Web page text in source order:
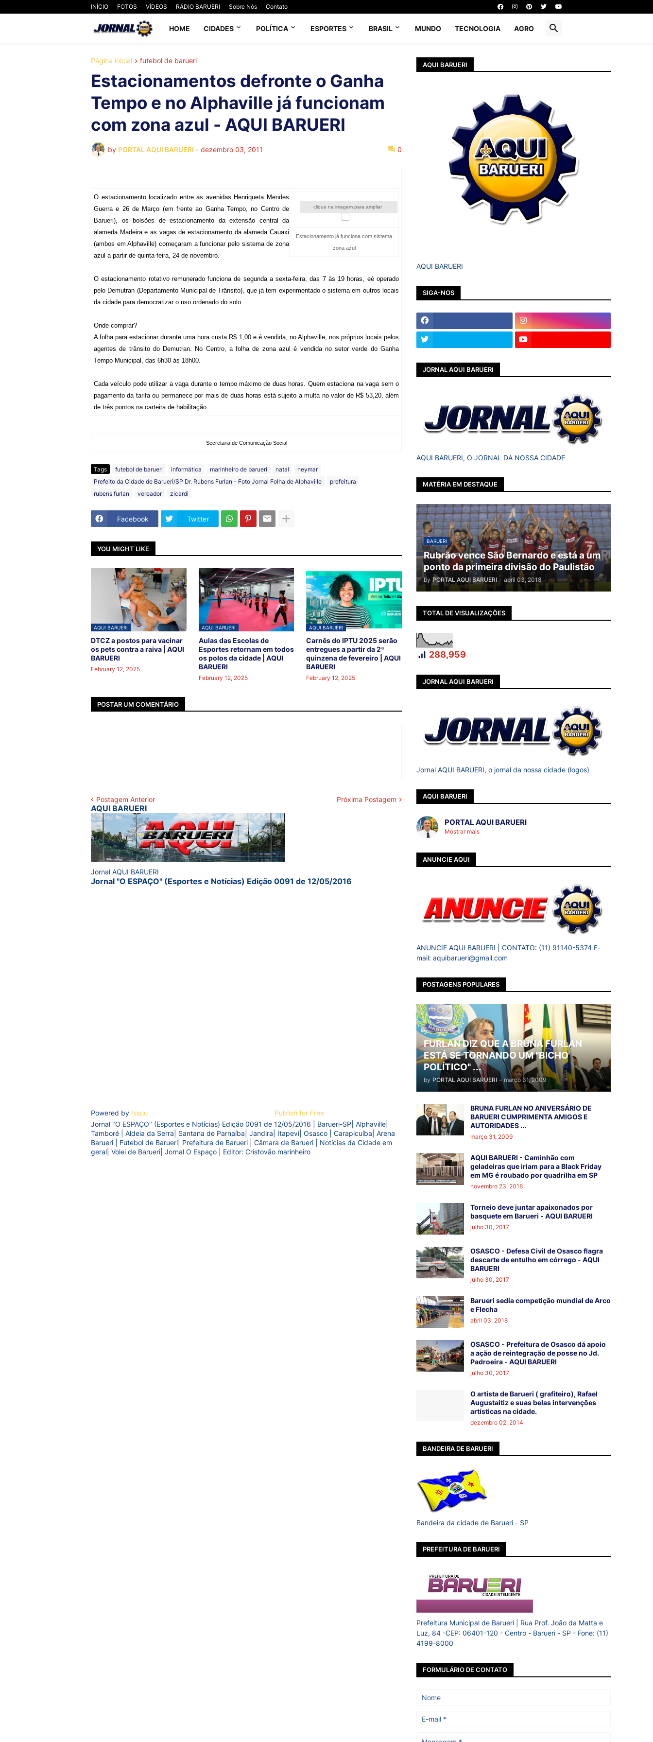
INÍCIO FOTOS VÍDEOS RÁDIO BARUERI Sobre Nós Contato
HOME CIDADES POLÍTICA ESPORTES BRASIL MUNDO TECNOLOGIA AGRO
Página inicial futebol de barueri
Estacionamentos defronte o Ganha
Tempo e no Alphaville já funcionam
com zona azul - AQUI BARUERI
by PORTAL AQUI BARUERI - dezembro 03, 2011 0
clique na imagem para ampliar
Estacionamento já funciona com sistema
zona azul
O estacionamento localizado entre as avenidas Henriqueta Mendes
Guerra e 26 de Março (em frente ao Ganha Tempo, no Centro de
Barueri), os bolsões de estacionamento da extensão central da
alameda Madeira e as vagas de estacionamento da alameda Cauaxi
(ambos em Alphaville) começaram a funcionar pelo sistema de zona
azul a partir de quinta-feira, 24 de novembro.
O estacionamento rotativo remunerado funciona de segunda a sexta-feira, das 7 às 19 horas, eé operado
pelo Demutran (Departamento Municipal de Trânsito), que já tem experimentado o sistema em outros locais
da cidade para democratizar o uso ordenado do solo.
Onde comprar?
A folha para estacionar durante uma hora custa R$ 1,00 e é vendida, no Alphaville, nos próprios locais pelos
agentes de trânsito do Demutran. No Centro, a folha de zona azul é vendida no setor verde do Ganha
Tempo Municipal, das 6h30 às 18h00.
Cada veículo pode utilizar a vaga durante o tempo máximo de duas horas. Quem estaciona na vaga sem o
pagamento da tarifa ou permanece por mais de duas horas está sujeito a multa no valor de R$ 53,20, além
de três pontos na carteira de habilitação.
Secretaria de Comunicação Social
Tags futebol de barueri informática marinheiro de barueri natal
neymar
Prefeito da Cidade de Barueri/SP Dr. Rubens Furlan - Foto Jornal Folha de Alphaville
prefeitura
rubens furlan
vereador zicardi
Facebook Twitter
YOU MIGHT LIKE
AQUI BARUERI
DTCZ a postos para vacinar
os pets contra a raiva | AQUI
BARUERI
February 12, 2025
AQUI BARUERI
Aulas das Escolas de
Esportes retornam em todos
os polos da cidade | AQUI
BARUERI
February 12, 2025
AQUI BARUERI
Carnês do IPTU 2025 serão
entregues a partir da 2ª
quinzena de fevereiro | AQUI
BARUERI
February 12, 2025
POSTAR UM COMENTÁRIO
Postagem Anterior Próxima Postagem
AQUI BARUERI
Jornal AQUI BARUERI
Jornal "O ESPAÇO" (Esportes e Notícias) Edição 0091 de 12/05/2016
Powered by Issuu
Publish for Free
Jornal "O ESPAÇO" (Esportes e Notícias) Edição 0091 de 12/05/2016 | Barueri-SP| Alphaville|
Tamboré | Aldeia da Serra| Santana de Parnaíba| Jandira| Itapevi| Osasco | Carapicuíba| Arena
Barueri | Futebol de Barueri| Prefeitura de Barueri | Câmara de Barueri | Notícias da Cidade em
geral| Volei de Barueri| Jornal O Espaço | Editor: Cristovão marinheiro
AQUI BARUERI
AQUI BARUERI
SIGA-NOS
JORNAL AQUI BARUERI
AQUI BARUERI, O JORNAL DA NOSSA CIDADE
MATÉRIA EM DESTAQUE
BARUERI
Rubrão vence São Bernardo e está a um
ponto da primeira divisão do Paulistão
by PORTAL AQUI BARUERI - abril 03, 2018
TOTAL DE VISUALIZAÇÕES
288,959
JORNAL AQUI BARUERI
Jornal AQUI BARUERI, o jornal da nossa cidade (logos)
AQUI BARUERI
PORTAL AQUI BARUERI
Mostrar mais
ANUNCIE AQUI
ANUNCIE AQUI BARUERI | CONTATO: (11) 91140-5374 E-
mail: aquibarueri@gmail.com
POSTAGENS POPULARES
FURLAN DIZ QUE A BRUNA FURLAN
ESTÁ SE TORNANDO UM "BICHO
POLÍTICO" ...
by PORTAL AQUI BARUERI - março 31, 2009
BRUNA FURLAN NO ANIVERSÁRIO DE
BARUERI CUMPRIMENTA AMIGOS E
AUTORIDADES ...
março 31, 2009
AQUI BARUERI - Caminhão com
geladeiras que iriam para a Black Friday
em MG é roubado por quadrilha em SP
novembro 23, 2018
Torneio deve juntar apaixonados por
basquete em Barueri - AQUI BARUERI
julho 30, 2017
OSASCO - Defesa Civil de Osasco flagra
descarte de entulho em córrego - AQUI
BARUERI
julho 30, 2017
Barueri sedia competição mundial de Arco
e Flecha
abril 03, 2018
OSASCO - Prefeitura de Osasco dá apoio
a ação de reintegração de posse no Jd.
Padroeira - AQUI BARUERI
julho 30, 2017
O artista de Barueri ( grafiteiro), Rafael
Augustaitiz e suas belas intervenções
artísticas na cidade.
dezembro 02, 2014
BANDEIRA DE BARUERI
Bandeira da cidade de Barueri - SP
PREFEITURA DE BARUERI
Prefeitura Municipal de Barueri | Rua Prof. João da Matta e
Luz, 84 -CEP: 06401-120 - Centro - Barueri - SP - Fone: (11)
4199-8000
FORMULÁRIO DE CONTATO